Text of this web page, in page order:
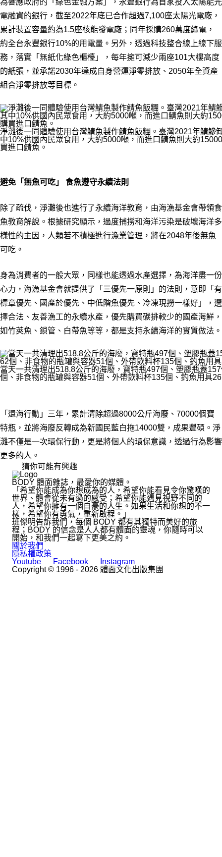
電融資的銀行，截至2022年底已合作超過7,100座太陽光電廠，
累計裝置容量約為1.5座核能發電廠；同年採購260萬度綠電，
約全台永豐銀行10%的用電量。另外，透過科技整合線上線下服
務，落實「無紙化綠色櫃檯」，每年擁可減少兩座101大樓高度
的紙張，並承諾2030年達成自身營運淨零排放、2050年全資產
組合淨零排放等目標。
淨灘後一同體驗使用台灣鯖魚製作鯖魚飯糰。臺灣2021年鯖鰺
中10%供國內民眾食用，大約5000噸，而進口鯖魚則大約
買進口鯖魚。
避免「無魚可吃」 食魚遵守永續法則
除了疏伐，淨灘後也進行了永續海洋教育，由海漁基金會帶領食
魚教育解說。根據研究顯示，過度捕撈和海洋污染是破壞海洋多
樣性的主因，人類若不積極進行漁業管理，將在2048年後無魚
可吃。
身為消費者的一般大眾，同樣也能透過水產選擇，為海洋盡一份
心力，海漁基金會就提供了「三優先一原則」的法則，意即「有
標章優先、國產於優先、中低階魚優先、冷凍現撈一樣好」，選
擇合法、友善漁工的永續水產，優先購買碳排較少的國產海鮮，
如竹莢魚、鎖管、白帶魚等等，都是支持永續海洋的實質做法。
當天一共清理出518.8公斤的海廢，寶特瓶497個、塑膠瓶蓋
個、非食物的瓶罐與容器51個、外帶飲料杯135個、釣魚用具
「還海行動」三年，累計清除超過8000公斤海廢、70000個寶
特瓶，並將海廢反轉成為新國民藍白拖14000雙，成果豐碩。淨
灘不僅是一次環保行動，更是將個人的環保意識，透過行為影響
更多的人。
猜你可能有興趣
BODY 體面雜誌，最愛你的媒體。
「希望你能成為你想成為的人，希望你能看見令你驚嘆的
世界、體會從未有過的感受；希望你能遇見視野不同的
人，希望你擁有一個自豪的人生。如果生活和你想的不一
樣，希望你有勇氣，重新啟程。」
班傑明告訴我們，每個 BODY 都有其獨特而美好的旅
程；BODY 的信念是人人都有體面的靈魂，你隨時可以
開始，和我們一起寫下更美之約。
關於我們
隱私權政策
Youtube
Facebook
Instagram
Copyright © 1996 - 2026 體面文化出版集團